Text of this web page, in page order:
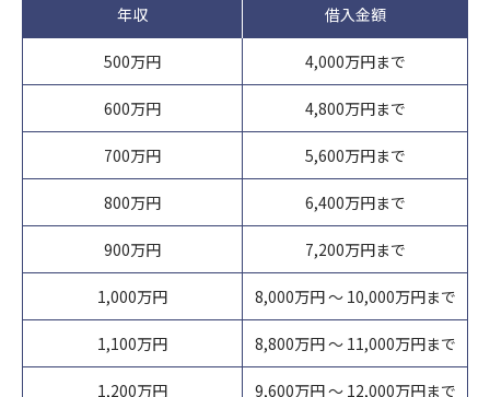
年収 借入金額
500万円 4,000万円まで
600万円 4,800万円まで
700万円 5,600万円まで
800万円 6,400万円まで
900万円 7,200万円まで
1,000万円 8,000万円 ～ 10,000万円まで
1,100万円 8,800万円 ～ 11,000万円まで
1,200万円 9,600万円 ～ 12,000万円まで
なお、ご照会者がご本人であることをご確認させていただいたう
えで、ご対応させていただきます。
2023年4月
お問い合わせ先
(代理店) セットライフエージェンシー株式会社
(所在地) 東京都千代田区飯田橋1-3-7 JC九段下ビル8Ｆ
(電話番号) 03-5357-1971
(受付時間) 10時〜 20時
④国の機関若しくは地方公共団体又はその委託を受けた者が法令
の定める事務を遂行することに対して協力する必要がある場合
⑤保険料収納事務等の遂行上必要な場合において、政治。宗教等
の団体若しくは労働組合への所属若しくは加盟に関する従業員等
のセンシティブ情報を取得、利用又は第三者提供する場合。
て、センシティブ情報を取得、利用又は第三者提供する場合。
⑦保険業の適切な業務運営を確保する必要性から、本人の同意に
基づき遂行上必要な範囲でセンシティブ情報を取得、利用又は第
三者提供する場合。
9）見直し・改善
当社の個人情報の取扱いおよび安全管理に係る適切な措置につい
ては、適宜見直し、改善いたします。
10）個人情報保護法に基づく保有個人データ開示、訂正等また
②人の生命、身体又は財産の保護のために必要がある場合であっ
て、本人の同意を得ることが困難であるとき。
③公衆衛生の向上又は児童の健全な育成推進のために特に必要が
ある場合であって、本人の同意を得ることが困難であるとき。
④国の機関若しくは地方公共団体又はその委託を受けた者が法令
あって、本人の同意を得ることにより当該事務の遂行に支障を及
ぼすおそれがあるとき。
⑤当社が受託する保険募集業務を遂行するに必要な限度で、当該
保険会社に個人データを提供する場合
8）センシティブ情報のお取扱い
当社は、政治的見解、信教(宗教、思想および信条をいいます)、
労働組合への加盟、人種および民族、門地および本籍、保健医療
①法令等に基づく場合
②人の生命、身体又は財産の保護のために必要がある場合
③公衆衛生の向上又は児童の健全な育成の推進のために特に必要
がある場合
④国の機関若しくは地方公共団体又はその委託を受けた者が法令
の定める事務を遂行することに対して協力する必要がある場合
⑤保険料収納事務等の遂行上必要な場合において、政治。宗教等
の団体若しくは労働組合への所属若しくは加盟に関する従業員等
⑥相続手当を伴う保険金支払事務等の遂行上必要な限りにおい
て、センシティブ情報を取得、利用又は第三者提供する場合。
⑦保険業の適切な業務運営を確保する必要性から、本人の同意に
基づき遂行上必要な範囲でセンシティブ情報を取得、利用又は第
三者提供する場合。